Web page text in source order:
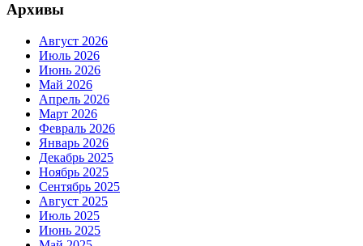
Архивы
Август 2026
Июль 2026
Июнь 2026
Май 2026
Апрель 2026
Март 2026
Февраль 2026
Январь 2026
Декабрь 2025
Ноябрь 2025
Сентябрь 2025
Август 2025
Июль 2025
Июнь 2025